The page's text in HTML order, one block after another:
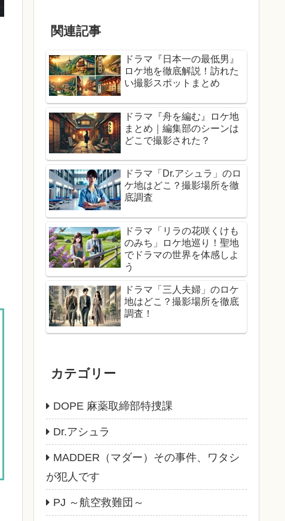
関連記事
ドラマ『日本一の最低男』
ロケ地を徹底解説！訪れた
い撮影スポットまとめ
ドラマ『舟を編む』ロケ地
まとめ｜編集部のシーンは
どこで撮影された？
ドラマ「Dr.アシュラ」のロ
ケ地はどこ？撮影場所を徹
底調査
ドラマ「リラの花咲くけも
のみち」ロケ地巡り！聖地
でドラマの世界を体感しよ
う
ドラマ「三人夫婦」のロケ
地はどこ？撮影場所を徹底
調査！
カテゴリー
DOPE 麻薬取締部特捜課
Dr.アシュラ
MADDER（マダー）その事件、ワタシ
が犯人です
PJ ～航空救難団～